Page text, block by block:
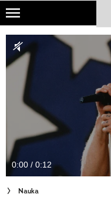
Skip
main
content
NATIONAL GEOGRAPHIC
TRAVELER
PODCASTY
Newsletter
Cuda Polski
Wielki Konkurs Fotograficzny
0:00 / 0:12
Nauka